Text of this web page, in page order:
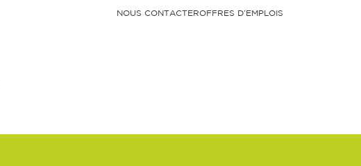
NOUS CONTACTEROFFRES D’EMPLOIS